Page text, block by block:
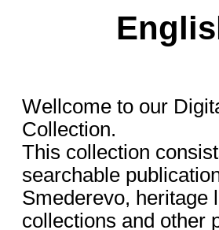
Wellcome to our
Collection.
This collection
searchable
Smederevo, heritage
collections and other